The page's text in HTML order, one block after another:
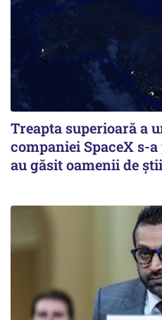
Treapta superioară a
companiei SpaceX s-
au găsit oamenii de